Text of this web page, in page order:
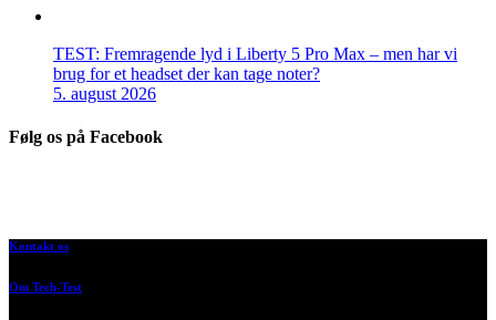
TEST: Fremragende lyd i Liberty 5 Pro Max – men har vi
brug for et headset der kan tage noter?
5. august 2026
Følg os på Facebook
Kontakt os
Om Tech-Test